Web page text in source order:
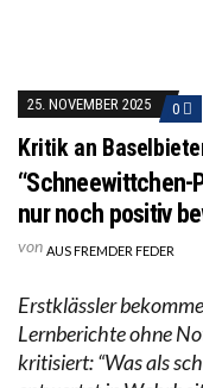
25. NOVEMBER 2025 0
Kritik an
“Schneewittchen-
nur noch positiv
von AUS FREMDER FEDER
Erstklässler
Lernberichte ohne
kritisiert: “Was als